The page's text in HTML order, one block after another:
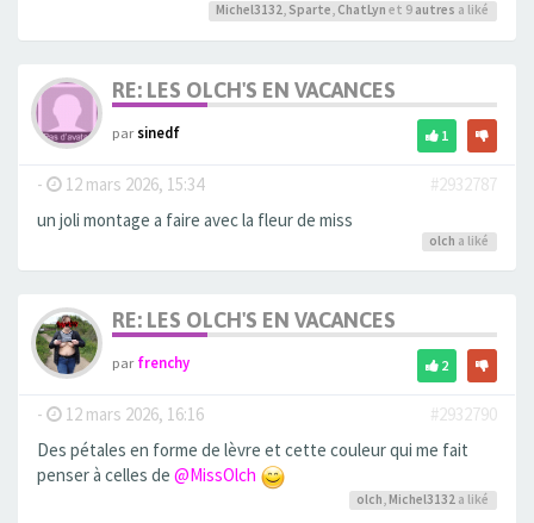
Michel3132, Sparte, ChatLyn et 9 autres a liké
RE: LES OLCH'S EN VACANCES
parsinedf 1
- 12 mars 2026, 15:34
#2932787
un joli montage a faire avec la fleur de miss
olch a liké
RE: LES OLCH'S EN VACANCES
parfrenchy 2
- 12 mars 2026, 16:16
#2932790
Des pétales en forme de lèvre et cette couleur qui me fait
penser à celles de @MissOlch
olch, Michel3132 a liké